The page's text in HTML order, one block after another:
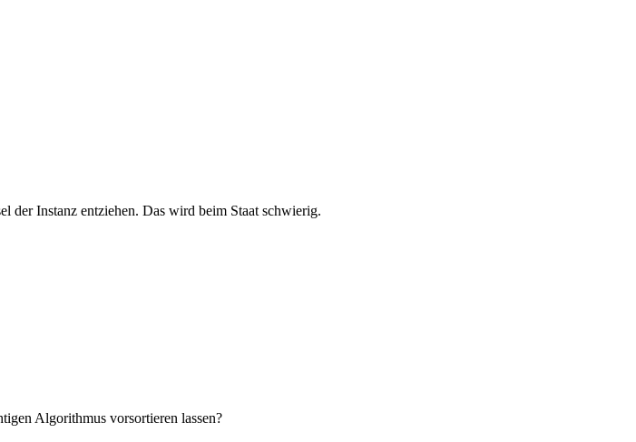
der Instanz entziehen. Das wird beim Staat schwierig.
Algorithmus vorsortieren lassen?